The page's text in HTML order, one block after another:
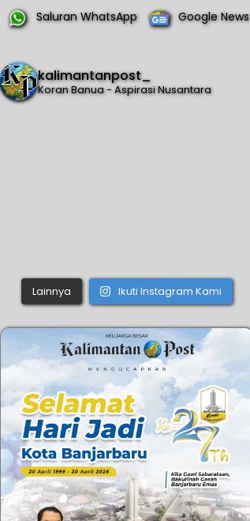
Saluran WhatsApp Google News
kalimantanpost_
Koran Banua - Aspirasi Nusantara
Lainnya Ikuti Instagram Kami